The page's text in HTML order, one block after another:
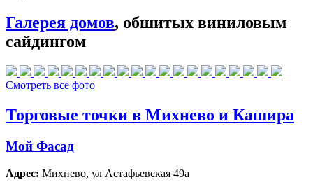
Галерея домов, обшитых виниловым
сайдингом
Смотреть все фото
Торговые точки в Михнево и Кашира
Мой Фасад
Адрес: Михнево, ул Астафьевская 49а